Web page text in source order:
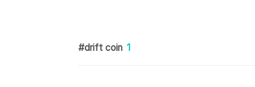
drift coin 1